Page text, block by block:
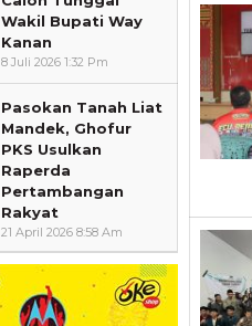
Wakil Bupati Way
Kanan
8 Juli 2026 1:32 Pm
Pasokan Tanah Liat
Mandek, Ghofur
PKS Usulkan
Raperda
Pertambangan
Rakyat
21 April 2026 8:58 Am